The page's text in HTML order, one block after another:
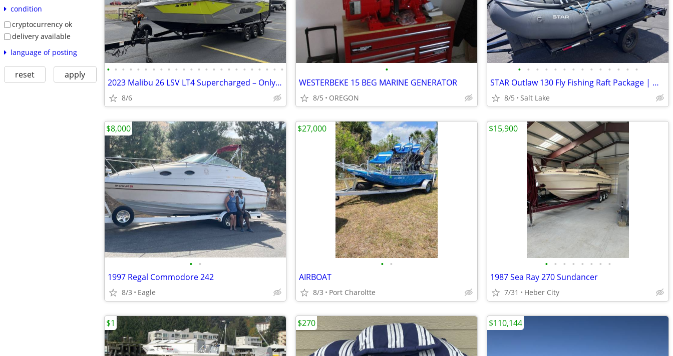
condition
cryptocurrency ok
delivery available
language of posting
reset apply • • • • • • • • • • • • • • • • • • • • • • • •
2023 Malibu 26 LSV LT4 Supercharged – Only 15 Freshwater Hours
8/6
•
WESTERBEKE 15 BEG MARINE GENERATOR
8/5 OREGON
• • • • • • • • • • • • • •
STAR Outlaw 130 Fly Fishing Raft Package | Montana Frame | M&M Trailer
8/5 Salt Lake
• •
1997 Regal Commodore 242
8/3 Eagle
$8,000
• •
AIRBOAT
8/3 Port Charoltte
$27,000
• • • • • • • •
1987 Sea Ray 270 Sundancer
7/31 Heber City
$15,900
$1 $270 $110,144